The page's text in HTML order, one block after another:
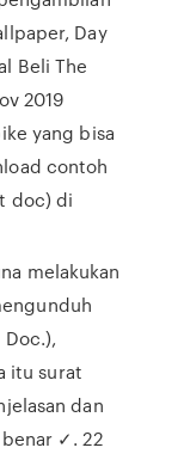
Day
Beli The
2019
yang bisa
contoh
doc) di
melakukan
itu surat
dan
✓. 22